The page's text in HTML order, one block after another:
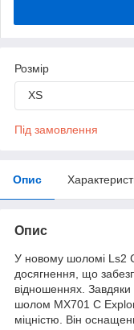
Розмір
XS
Під замовлення
Опис
Опис
У новому шоломі Ls2
досягнення, що
відношеннях. Завдяки
шолом MX701 C
міцністю. Він